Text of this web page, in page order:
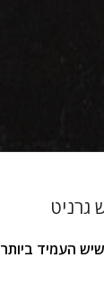
גרניט
העמיד ביותר